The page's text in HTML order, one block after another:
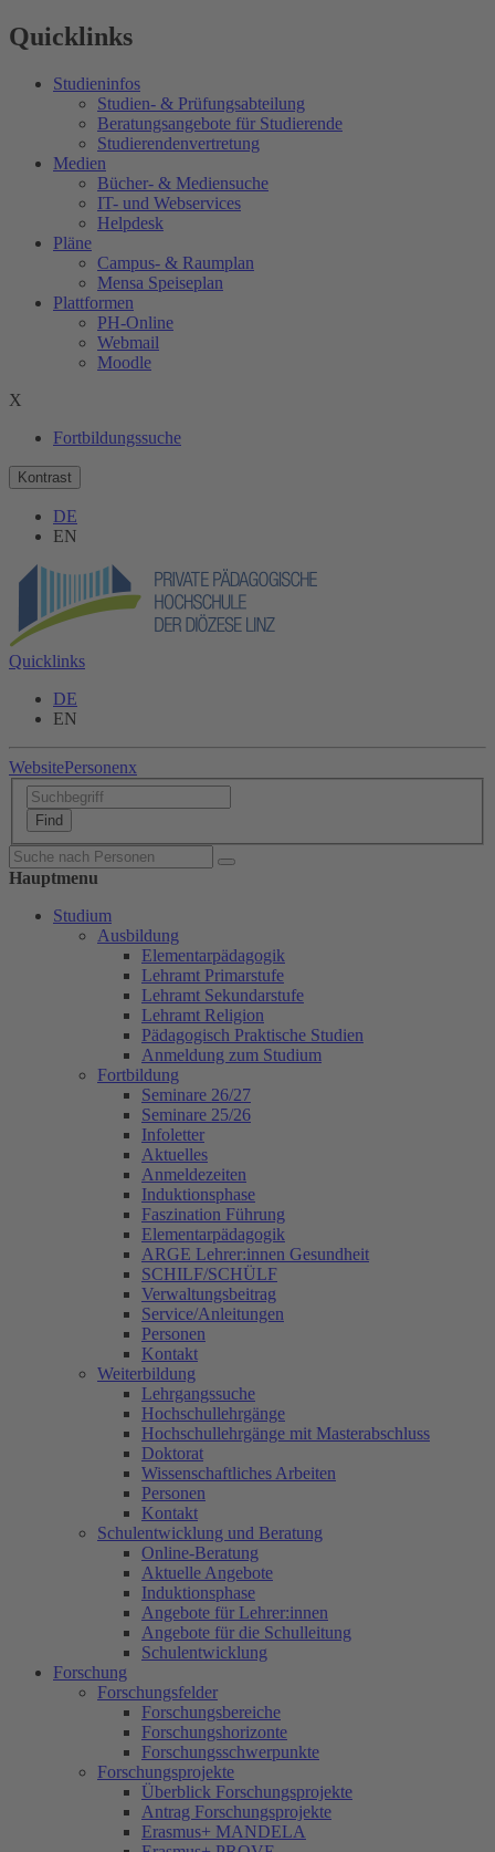
Quicklinks
Studieninfos
Studien- & Prüfungsabteilung
Beratungsangebote für Studierende
Studierendenvertretung
Medien
Bücher- & Mediensuche
IT- und Webservices
Helpdesk
Pläne
Campus- & Raumplan
Mensa Speiseplan
Plattformen
PH-Online
Webmail
Moodle
X
Fortbildungssuche
Kontrast
DE
EN
Quicklinks
DE
EN
WebsitePersonenx
Hauptmenu
Studium
Ausbildung
Elementarpädagogik
Lehramt Primarstufe
Lehramt Sekundarstufe
Lehramt Religion
Pädagogisch Praktische Studien
Anmeldung zum Studium
Fortbildung
Seminare 26/27
Seminare 25/26
Infoletter
Aktuelles
Anmeldezeiten
Induktionsphase
Faszination Führung
Elementarpädagogik
ARGE Lehrer:innen Gesundheit
SCHILF/SCHÜLF
Verwaltungsbeitrag
Service/Anleitungen
Personen
Kontakt
Weiterbildung
Lehrgangssuche
Hochschullehrgänge
Hochschullehrgänge mit Masterabschluss
Doktorat
Wissenschaftliches Arbeiten
Personen
Kontakt
Schulentwicklung und Beratung
Online-Beratung
Aktuelle Angebote
Induktionsphase
Angebote für Lehrer:innen
Angebote für die Schulleitung
Schulentwicklung
Forschung
Forschungsfelder
Forschungsbereiche
Forschungshorizonte
Forschungsschwerpunkte
Forschungsprojekte
Überblick Forschungsprojekte
Antrag Forschungsprojekte
Erasmus+ MANDELA